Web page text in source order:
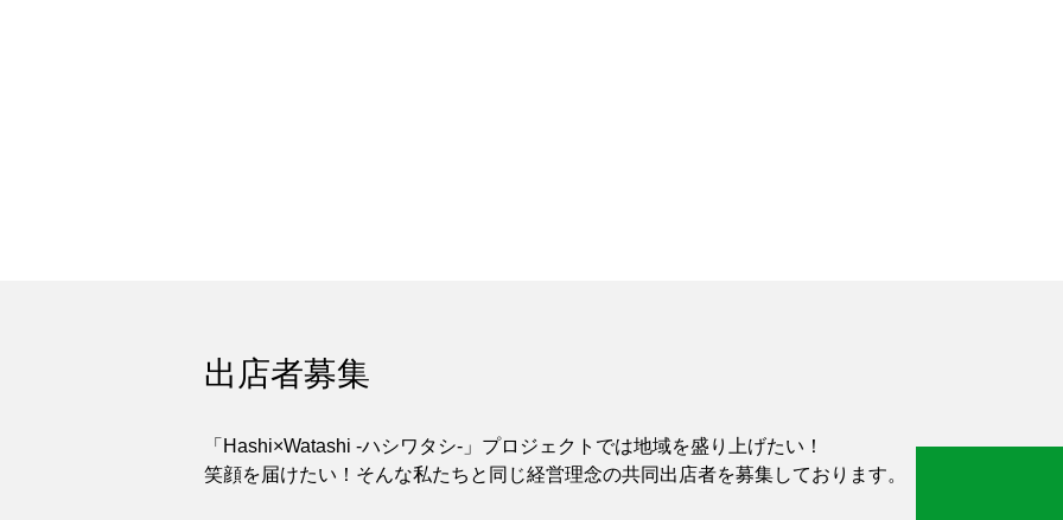
出店者募集
「Hashi×Watashi -ハシワタシ-」プロジェクトでは地域を盛り上げたい！
笑顔を届けたい！そんな私たちと同じ経営理念の共同出店者を募集しております。